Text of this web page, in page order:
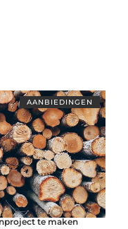
AANBIEDINGEN
te maken